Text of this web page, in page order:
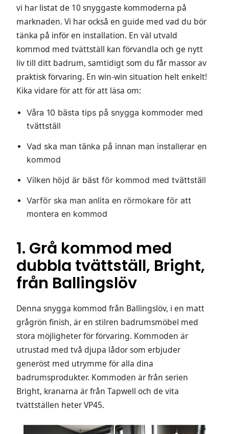
vi har listat de 10 snyggaste kommoderna på
marknaden. Vi har också en guide med vad du bör
tänka på inför en installation. En väl utvald
kommod med tvättställ kan förvandla och ge nytt
liv till ditt badrum, samtidigt som du får massor av
praktisk förvaring. En win-win situation helt enkelt!
Kika vidare för att för att läsa om:
Våra 10 bästa tips på snygga kommoder med
tvättställ
Vad ska man tänka på innan man installerar en
kommod
Vilken höjd är bäst för kommod med tvättställ
Varför ska man anlita en rörmokare för att
montera en kommod
1. Grå kommod med
dubbla tvättställ, Bright,
från Ballingslöv
Denna snygga kommod från Ballingslöv, i en matt
grågrön finish, är en stilren badrumsmöbel med
stora möjligheter för förvaring. Kommoden är
utrustad med två djupa lådor som erbjuder
generöst med utrymme för alla dina
badrumsprodukter. Kommoden är från serien
Bright, kranarna är från Tapwell och de vita
tvättställen heter VP45.